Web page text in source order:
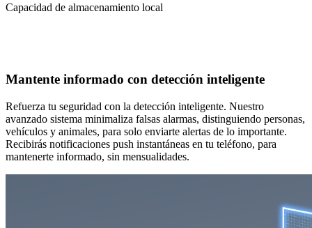
Capacidad de almacenamiento local
Mantente informado con detección inteligente
Refuerza tu seguridad con la detección inteligente. Nuestro
avanzado sistema minimaliza falsas alarmas, distinguiendo personas,
vehículos y animales, para solo enviarte alertas de lo importante.
Recibirás notificaciones push instantáneas en tu teléfono, para
mantenerte informado, sin mensualidades.